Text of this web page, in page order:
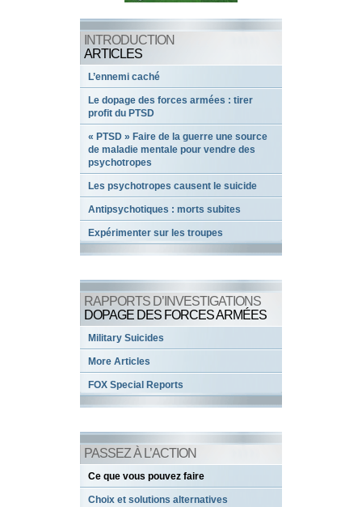
INTRODUCTION
ARTICLES
L’ennemi caché
Le dopage des forces armées : tirer
profit du PTSD
« PTSD » Faire de la guerre une source
de maladie mentale pour vendre des
psychotropes
Les psychotropes causent le suicide
Antipsychotiques : morts subites
Expérimenter sur les troupes
RAPPORTS D’INVESTIGATIONS
DOPAGE DES FORCES ARMÉES
Military Suicides
More Articles
FOX Special Reports
PASSEZ À L’ACTION
Ce que vous pouvez faire
Choix et solutions alternatives